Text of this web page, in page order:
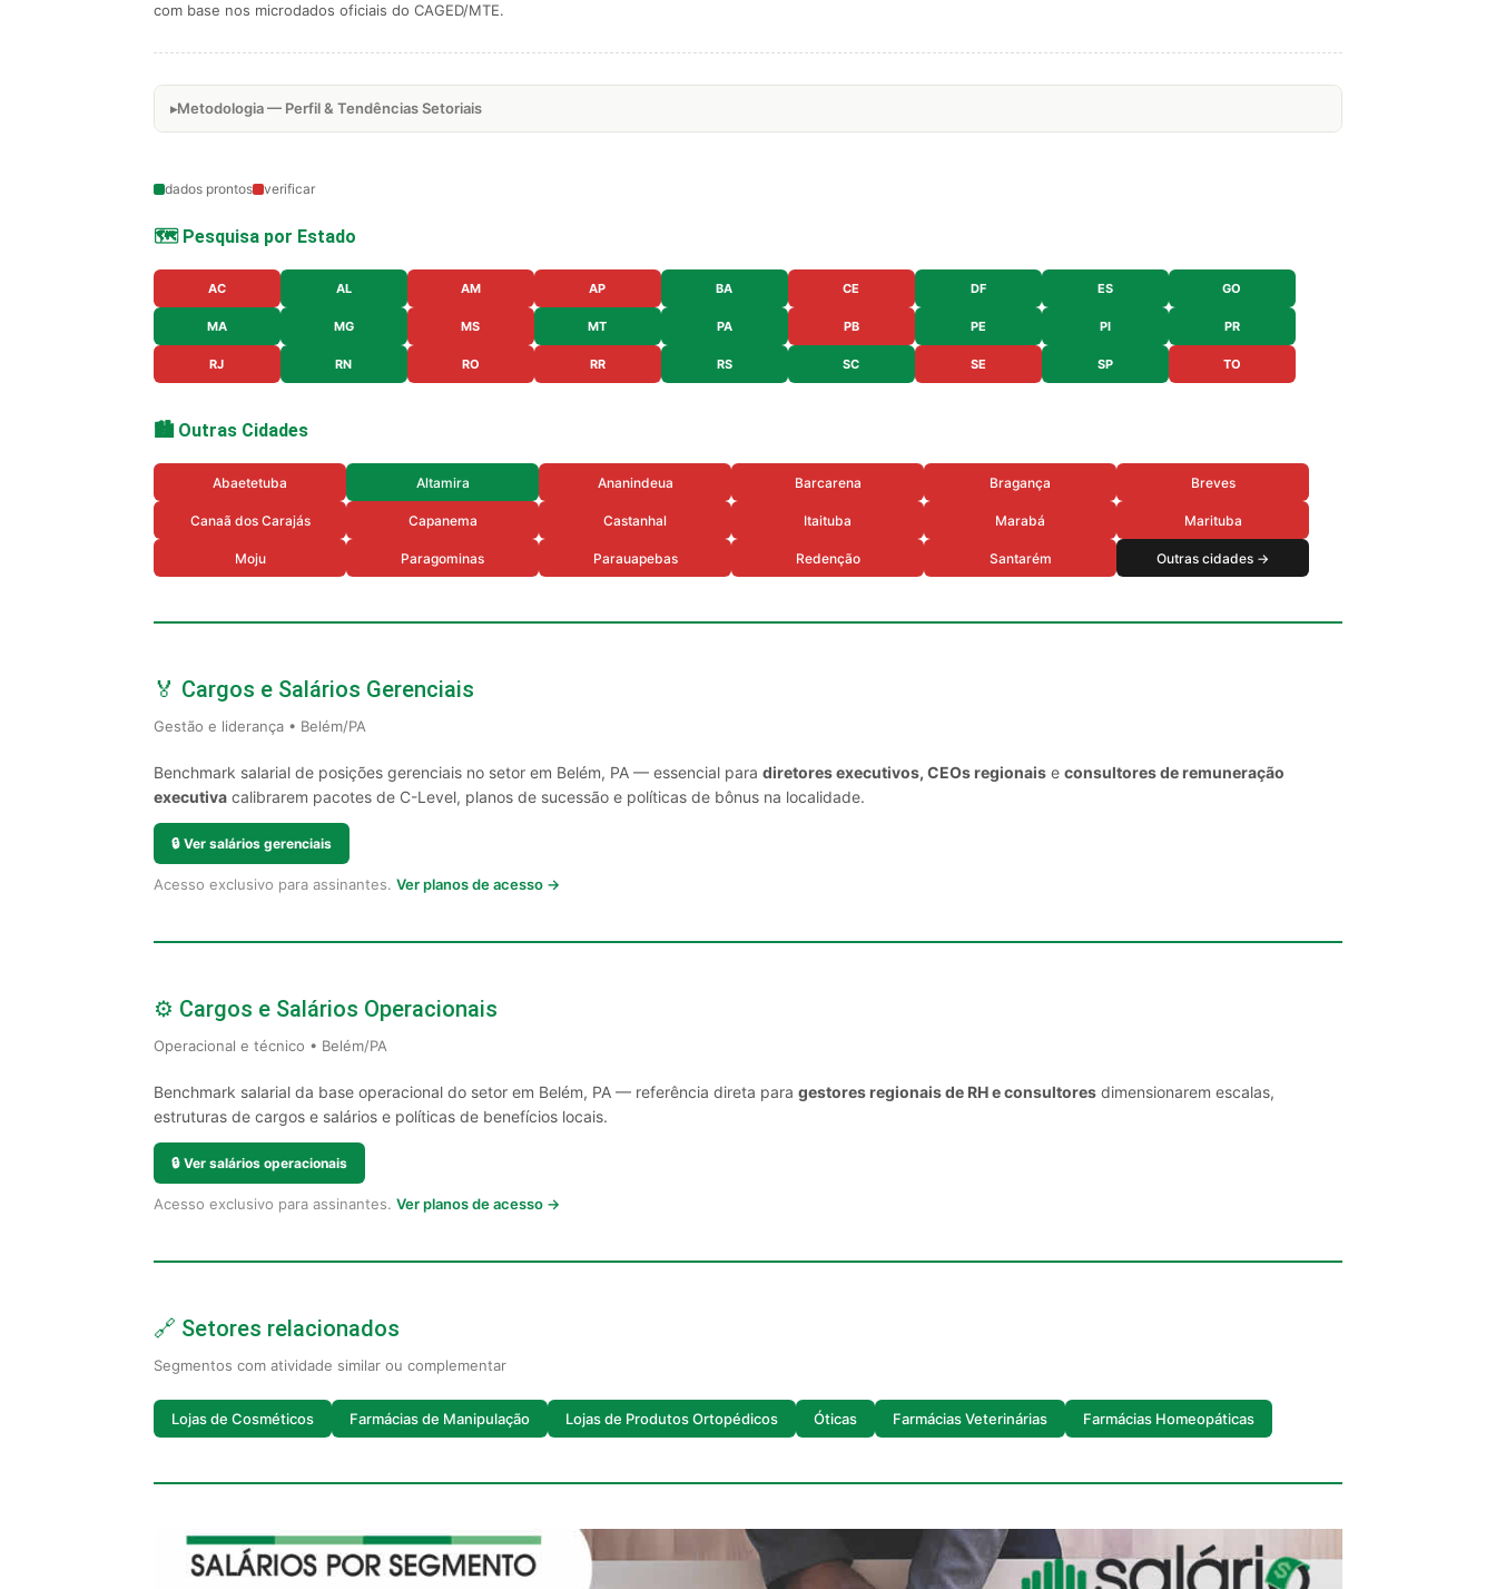
com base nos microdados oficiais do CAGED/MTE.
Metodologia — Perfil & Tendências Setoriais
dados prontos verificar
🗺️ Pesquisa por Estado
AC AL AM AP BA CE DF ES GO
MA MG MS MT PA PB PE PI PR
RJ RN RO RR RS SC SE SP TO
🏙️ Outras Cidades
Abaetetuba Altamira Ananindeua Barcarena Bragança Breves
Canaã dos Carajás Capanema Castanhal Itaituba Marabá Marituba
Moju Paragominas Parauapebas Redenção Santarém Outras cidades →
🏅 Cargos e Salários Gerenciais
Gestão e liderança • Belém/PA
Benchmark salarial de posições gerenciais no setor em Belém, PA — essencial para diretores executivos, CEOs regionais e consultores de remuneração
executiva calibrarem pacotes de C-Level, planos de sucessão e políticas de bônus na localidade.
🔒 Ver salários gerenciais
Acesso exclusivo para assinantes. Ver planos de acesso →
⚙️ Cargos e Salários Operacionais
Operacional e técnico • Belém/PA
Benchmark salarial da base operacional do setor em Belém, PA — referência direta para gestores regionais de RH e consultores dimensionarem escalas,
estruturas de cargos e salários e políticas de benefícios locais.
🔒 Ver salários operacionais
Acesso exclusivo para assinantes. Ver planos de acesso →
🔗 Setores relacionados
Segmentos com atividade similar ou complementar
Lojas de Cosméticos Farmácias de Manipulação Lojas de Produtos Ortopédicos Óticas Farmácias Veterinárias Farmácias Homeopáticas